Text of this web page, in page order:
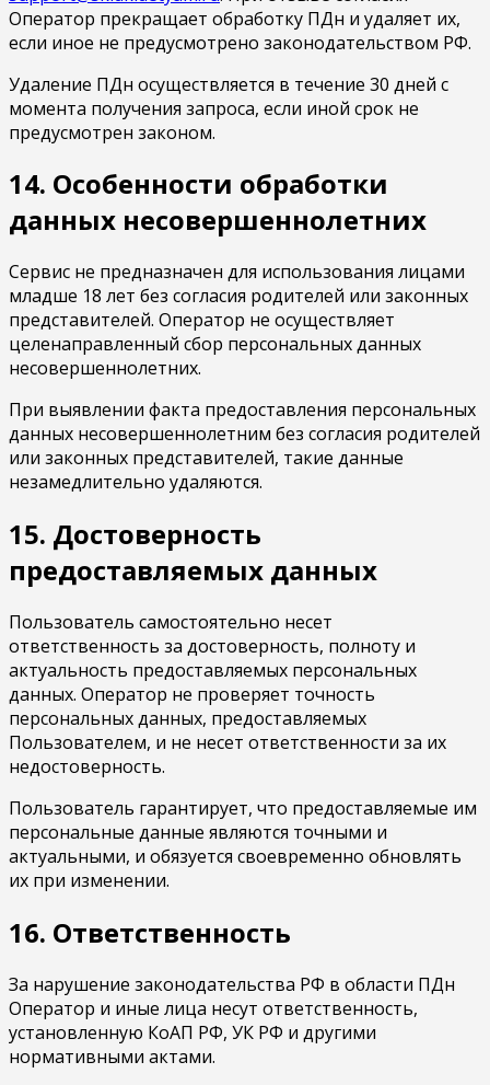
Оператор прекращает обработку ПДн и удаляет их,
если иное не предусмотрено законодательством РФ.
Удаление ПДн осуществляется в течение 30 дней с
момента получения запроса, если иной срок не
предусмотрен законом.
14. Особенности обработки
данных несовершеннолетних
Сервис не предназначен для использования лицами
младше 18 лет без согласия родителей или законных
представителей. Оператор не осуществляет
целенаправленный сбор персональных данных
несовершеннолетних.
При выявлении факта предоставления персональных
данных несовершеннолетним без согласия родителей
или законных представителей, такие данные
незамедлительно удаляются.
15. Достоверность
предоставляемых данных
Пользователь самостоятельно несет
ответственность за достоверность, полноту и
актуальность предоставляемых персональных
данных. Оператор не проверяет точность
персональных данных, предоставляемых
Пользователем, и не несет ответственности за их
недостоверность.
Пользователь гарантирует, что предоставляемые им
персональные данные являются точными и
актуальными, и обязуется своевременно обновлять
их при изменении.
16. Ответственность
За нарушение законодательства РФ в области ПДн
Оператор и иные лица несут ответственность,
установленную КоАП РФ, УК РФ и другими
нормативными актами.